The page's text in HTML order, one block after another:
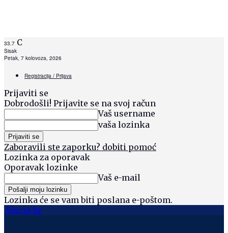
33.7 C
Sisak
Petak, 7 kolovoza, 2026
Registracija / Prijava
Prijaviti se
Dobrodošli! Prijavite se na svoj račun
Vaš username
vaša lozinka
Zaboravili ste zaporku? dobiti pomoć
Lozinka za oporavak
Oporavak lozinke
Vaš e-mail
Lozinka će se vam biti poslana e-poštom.
Siscia hr